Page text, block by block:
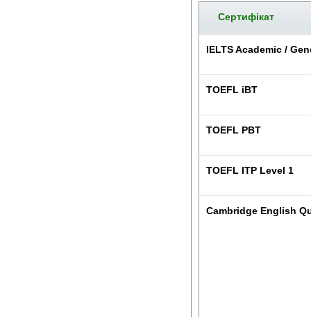
Сертифікат
IELTS Academic /
TOEFL iBT
TOEFL PBT
TOEFL ITP Level 1
Cambridge English